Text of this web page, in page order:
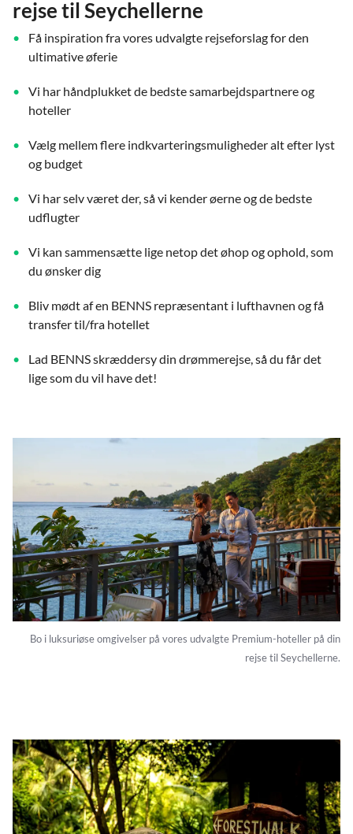
rejse til Seychellerne
Få inspiration fra vores udvalgte rejseforslag for den
ultimative øferie
Vi har håndplukket de bedste samarbejdspartnere og
hoteller
Vælg mellem flere indkvarteringsmuligheder alt efter lyst
og budget
Vi har selv været der, så vi kender øerne og de bedste
udflugter
Vi kan sammensætte lige netop det øhop og ophold, som
du ønsker dig
Bliv mødt af en BENNS repræsentant i lufthavnen og få
transfer til/fra hotellet
Lad BENNS skræddersy din drømmerejse, så du får det
lige som du vil have det!
Bo i luksuriøse omgivelser på vores udvalgte Premium-hoteller på din
rejse til Seychellerne.